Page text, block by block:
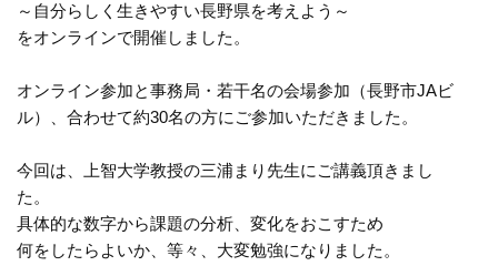
～自分らしく生きやすい長野県を考えよう～
をオンラインで開催しました。
オンライン参加と事務局・若干名の会場参加（長野市JAビ
ル）、合わせて約30名の方にご参加いただきました。
今回は、上智大学教授の三浦まり先生にご講義頂きまし
た。
具体的な数字から課題の分析、変化をおこすため
何をしたらよいか、等々、大変勉強になりました。